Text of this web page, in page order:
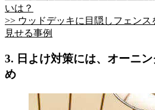
いは？
>> ウッドデッキに目隠しフェン
見せる事例
3. 日よけ対策には、オーニ
め